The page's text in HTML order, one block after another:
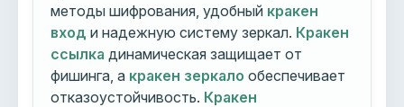
методы шифрования, удобный кракен
вход и надежную систему зеркал. Кракен
ссылка динамическая защищает от
фишинга, а кракен зеркало обеспечивает
отказоустойчивость. Кракен